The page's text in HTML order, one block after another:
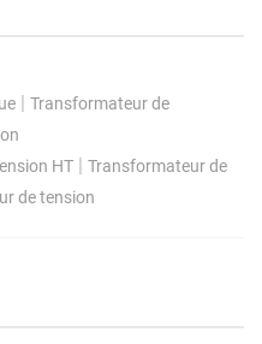
| Transformateur de
HT | Transformateur de
de tension